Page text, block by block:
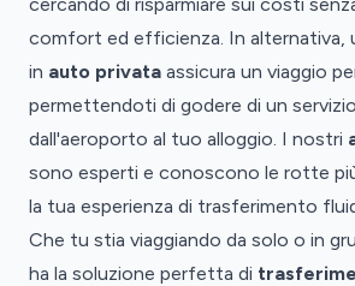
comfort ed efficienza. In alternativa,
in auto privata assicura un viaggio
permettendoti di godere di un
dall'aeroporto al tuo alloggio. I nostri
sono esperti e conoscono le rotte
la tua esperienza di trasferimento
Che tu stia viaggiando da solo o in
ha la soluzione perfetta di